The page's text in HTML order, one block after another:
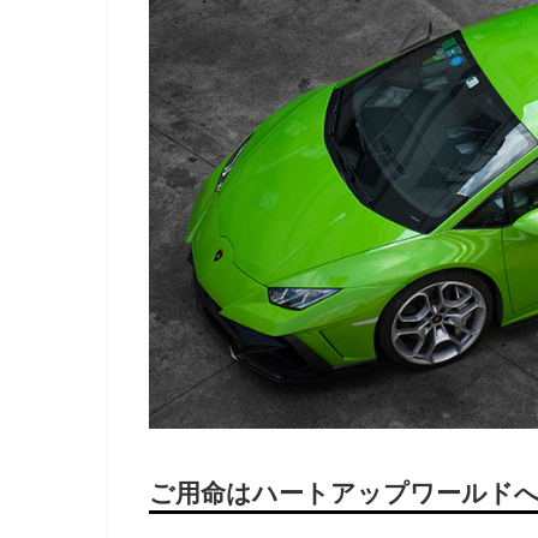
ご用命はハートアップワールド